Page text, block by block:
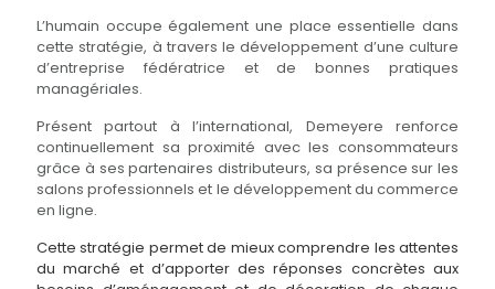
L’humain occupe également une place essentielle dans
cette stratégie, à travers le développement d’une culture
d’entreprise fédératrice et de bonnes pratiques
managériales.
Présent partout à l’international, Demeyere renforce
continuellement sa proximité avec les consommateurs
grâce à ses partenaires distributeurs, sa présence sur les
salons professionnels et le développement du commerce
en ligne.
Cette stratégie permet de mieux comprendre les attentes
du marché et d’apporter des réponses concrètes aux